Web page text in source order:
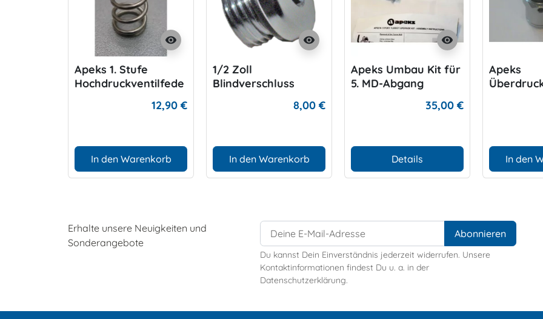
visibility
Apeks 1. Stufe
Hochdruckventilfede
12,90 €
In den Warenkorb
visibility
1/2 Zoll
Blindverschluss
8,00 €
In den Warenkorb
visibility
Apeks Umbau Kit für
5. MD-Abgang
35,00 €
Details
Apeks
In den
Erhalte unsere Neuigkeiten und
Sonderangebote
Du kannst Dein Einverständnis jederzeit widerrufen. Unsere
Kontaktinformationen findest Du u. a. in der
Datenschutzerklärung.